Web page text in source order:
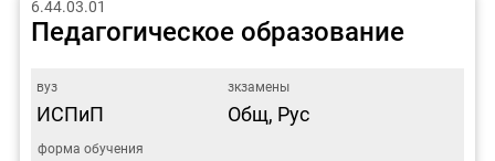
6.44.03.01
Педагогическое образование
ИСПиП Общ, Рус